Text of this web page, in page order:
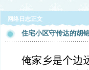
网络日志正文
住宅小区守传达的胡
俺家乡是个边